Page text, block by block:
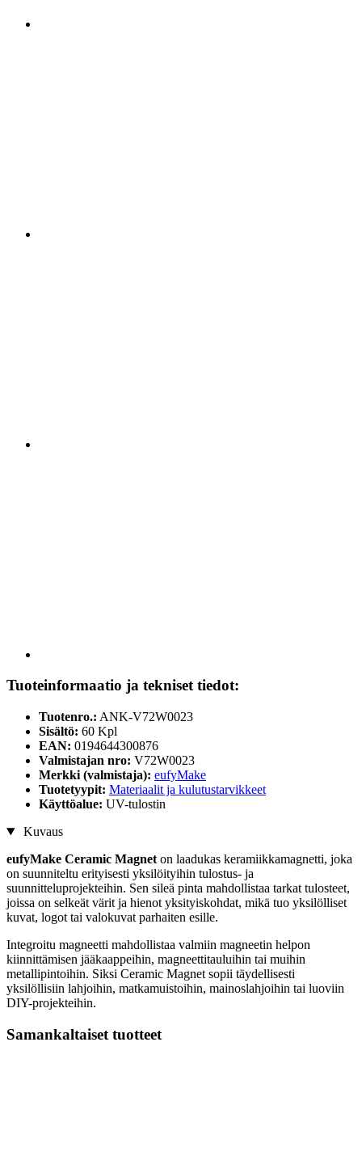
Tuoteinformaatio ja tekniset tiedot:
Tuotenro.: ANK-V72W0023
Sisältö: 60 Kpl
EAN: 0194644300876
Valmistajan nro: V72W0023
Merkki (valmistaja): eufyMake
Tuotetyypit: Materiaalit ja kulutustarvikkeet
Käyttöalue: UV-tulostin
Kuvaus
eufyMake Ceramic Magnet on laadukas keramiikkamagnetti, joka
on suunniteltu erityisesti yksilöityihin tulostus- ja
suunnitteluprojekteihin. Sen sileä pinta mahdollistaa tarkat tulosteet,
joissa on selkeät värit ja hienot yksityiskohdat, mikä tuo yksilölliset
kuvat, logot tai valokuvat parhaiten esille.
Integroitu magneetti mahdollistaa valmiin magneetin helpon
kiinnittämisen jääkaappeihin, magneettitauluihin tai muihin
metallipintoihin. Siksi Ceramic Magnet sopii täydellisesti
yksilöllisiin lahjoihin, matkamuistoihin, mainoslahjoihin tai luoviin
DIY-projekteihin.
Samankaltaiset tuotteet